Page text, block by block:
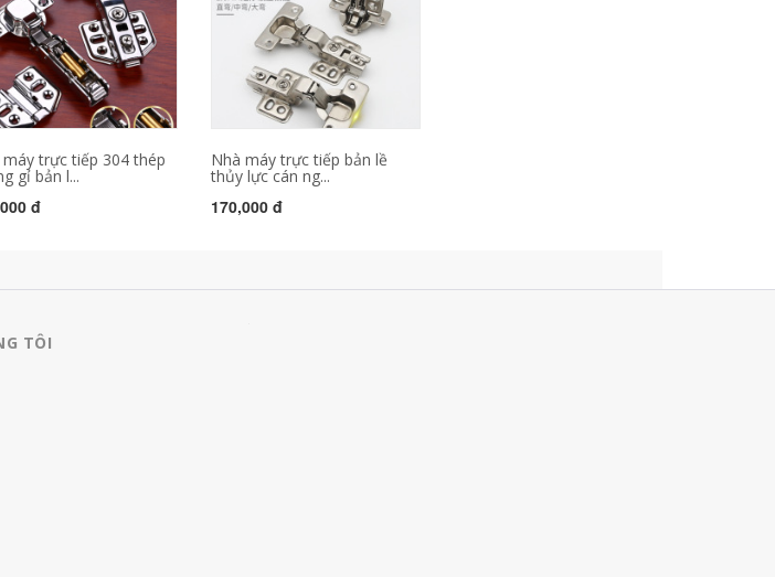
máy trực tiếp 304 thép
gỉ bản l...
đ
Nhà máy trực tiếp bản lề
thủy lực cán ng...
170,000 đ
TÔI